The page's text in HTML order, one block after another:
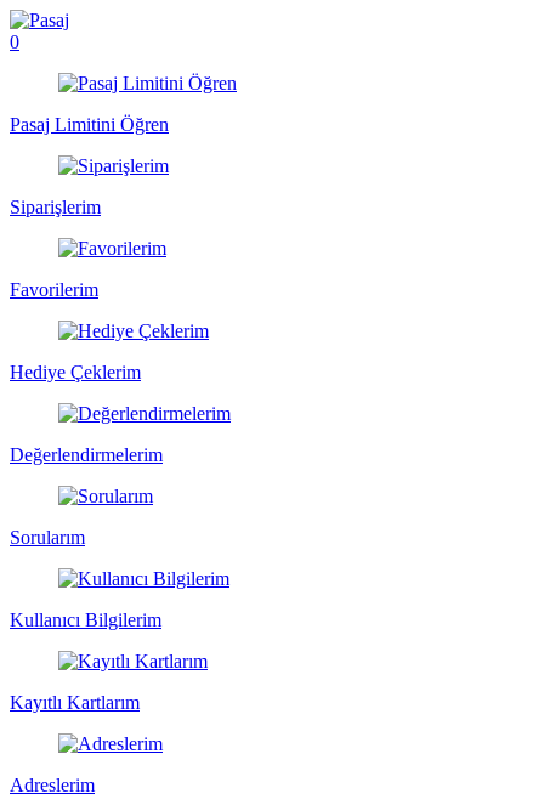
0
Pasaj Limitini Öğren
Siparişlerim
Favorilerim
Hediye Çeklerim
Değerlendirmelerim
Sorularım
Kullanıcı Bilgilerim
Kayıtlı Kartlarım
Adreslerim